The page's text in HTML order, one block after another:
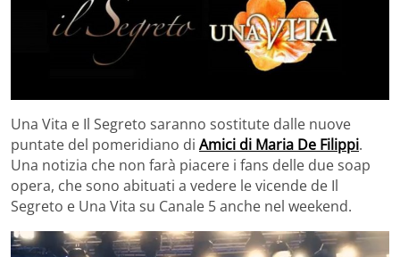
Una Vita e Il Segreto saranno sostitute dalle nuove
puntate del pomeridiano di Amici di Maria De Filippi.
Una notizia che non farà piacere i fans delle due soap
opera, che sono abituati a vedere le vicende de Il
Segreto e Una Vita su Canale 5 anche nel weekend.